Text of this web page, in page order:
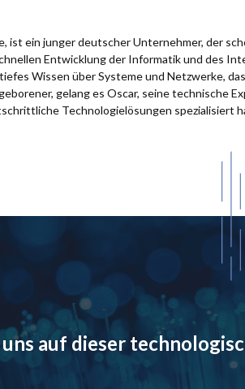
ist ein junger deutscher Unternehmer, der
Entwicklung der Informatik und des
Wissen über Systeme und Netzwerke,
gelang es Oscar, seine technische
Technologielösungen spezialisiert
auf dieser